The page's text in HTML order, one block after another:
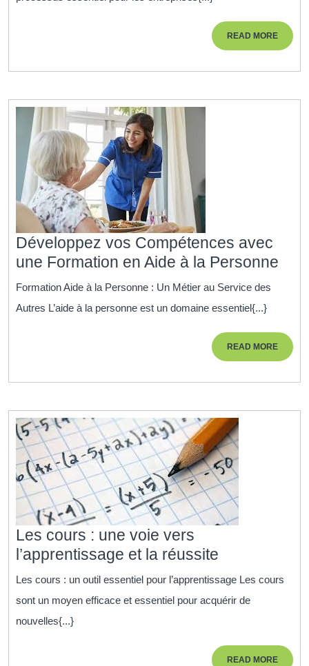
à
l’Audit
READ MOREREAD
MORE
Développez vos Compétences avec
une Formation en Aide à la Personne
une
à
Formation Aide à la Personne : Un Métier au Service des
Autres L’aide à la personne est un domaine essentiel{...}
READ MOREREAD
MORE
Les cours : une voie vers
l’apprentissage et la réussite
cours
vers
Les cours : un outil essentiel pour l’apprentissage Les cours
sont un moyen efficace et essentiel pour acquérir de
nouvelles{...}
READ MOREREAD